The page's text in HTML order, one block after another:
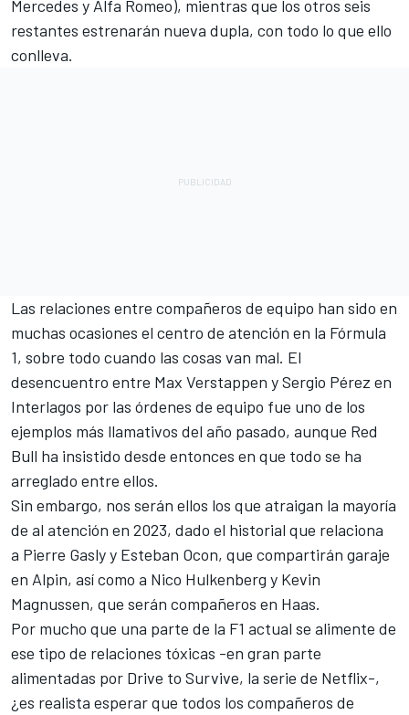
Mercedes y Alfa Romeo), mientras que los otros seis
restantes estrenarán nueva dupla, con todo lo que ello
conlleva.
Las relaciones entre compañeros de equipo han sido en
muchas ocasiones el centro de atención en la Fórmula
1, sobre todo cuando las cosas van mal. El
desencuentro entre Max Verstappen ySergio Pérez en
Interlagos por las órdenes de equipo fue uno de los
ejemplos más llamativos del año pasado, aunque Red
Bull ha insistido desde entonces en que todo se ha
arreglado entre ellos.
Sin embargo, nos serán ellos los que atraigan la mayoría
de al atención en 2023, dado el historial que relaciona
a Pierre Gaslyy Esteban Ocon, que compartirán garaje
en Alpin, así como a Nico Hulkenberg y Kevin
Magnussen, que serán compañeros en Haas.
Por mucho que una parte de la F1 actual se alimente de
ese tipo de relaciones tóxicas -en gran parte
alimentadas por Drive to Survive, la serie de Netflix-,
¿es realista esperar que todos los compañeros de